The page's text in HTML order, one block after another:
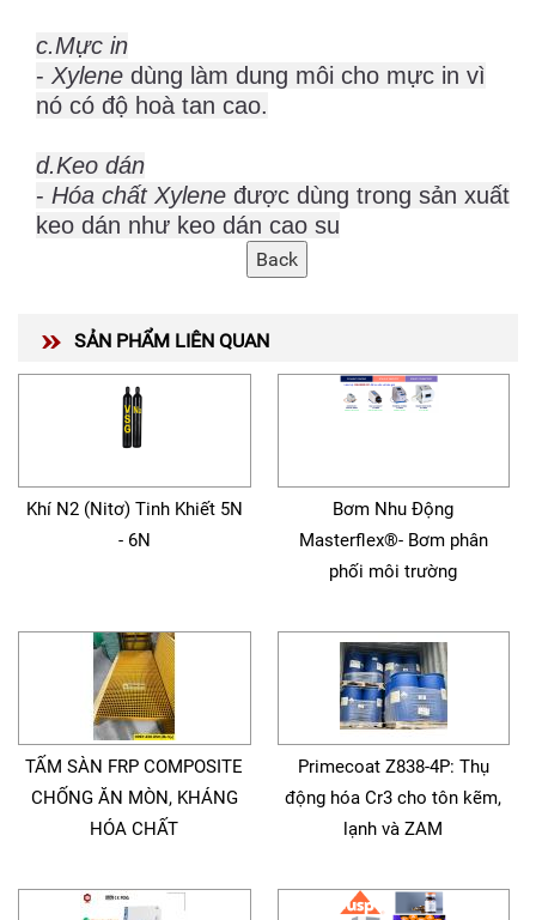
c.Mực in
- Xylene dùng làm dung môi cho mực in vì
nó có độ hoà tan cao.
d.Keo dán
- Hóa chất Xylene được dùng trong sản xuất
keo dán như keo dán cao su
SẢN PHẨM LIÊN QUAN
Khí N2 (Nitơ) Tinh Khiết 5N
- 6N
Bơm Nhu Động
Masterflex®- Bơm phân
phối môi trường
TẤM SÀN FRP COMPOSITE
CHỐNG ĂN MÒN, KHÁNG
HÓA CHẤT
Primecoat Z838-4P: Thụ
động hóa Cr3 cho tôn kẽm,
lạnh và ZAM